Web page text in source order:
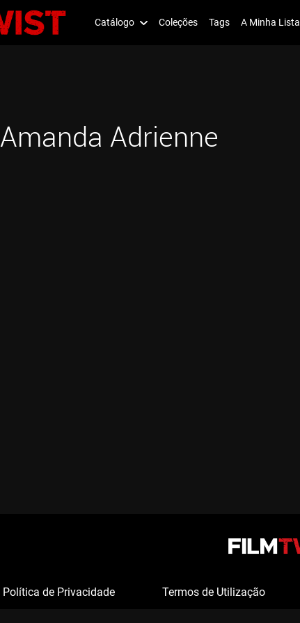
Catálogo Coleções Tags A Minha Lista
Amanda Adrienne
Política de Privacidade Termos de Utilização